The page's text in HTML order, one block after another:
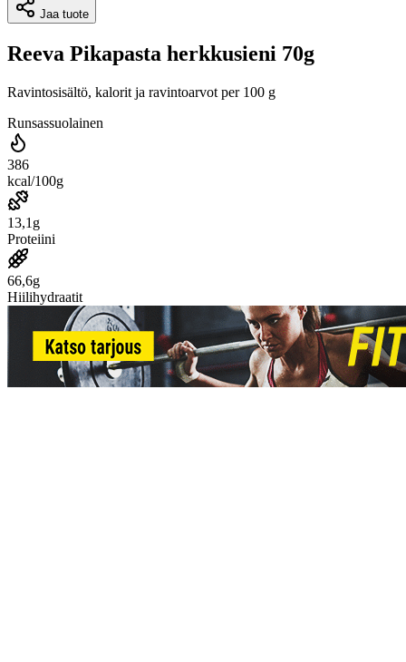
Jaa tuote
Reeva Pikapasta herkkusieni 70g
Ravintosisältö, kalorit ja ravintoarvot per 100 g
Runsassuolainen
386
kcal/100g
13,1g
Proteiini
66,6g
Hiilihydraatit